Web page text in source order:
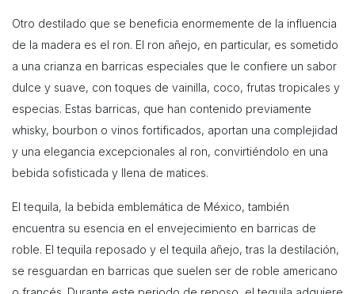
Otro destilado que se beneficia enormemente de la influencia
de la madera es el ron. El ron añejo, en particular, es sometido
a una crianza en barricas especiales que le confiere un sabor
dulce y suave, con toques de vainilla, coco, frutas tropicales y
especias. Estas barricas, que han contenido previamente
whisky, bourbon o vinos fortificados, aportan una complejidad
y una elegancia excepcionales al ron, convirtiéndolo en una
bebida sofisticada y llena de matices.
El tequila, la bebida emblemática de México, también
encuentra su esencia en el envejecimiento en barricas de
roble. El tequila reposado y el tequila añejo, tras la destilación,
se resguardan en barricas que suelen ser de roble americano